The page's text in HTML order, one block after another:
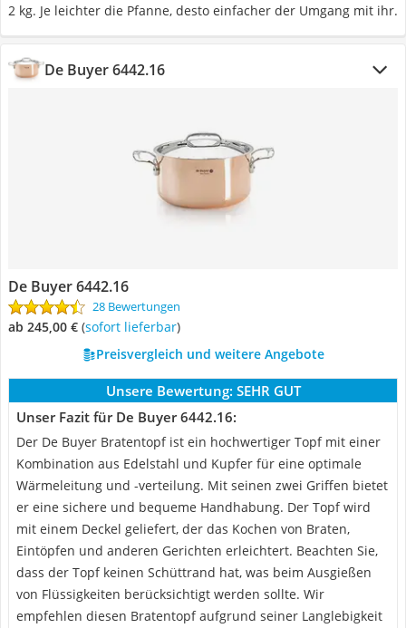
2 kg. Je leichter die Pfanne, desto einfacher der Umgang mit ihr.
De Buyer ‎6442.16
De Buyer ‎6442.16
28 Bewertungen
ab 245,00 € ( Sofort lieferbar)
Preisvergleich und weitere Angebote
Unsere Bewertung: SEHR GUT
Unser Fazit für De Buyer ‎6442.16:
Der De Buyer Bratentopf ist ein hochwertiger Topf mit einer
Kombination aus Edelstahl und Kupfer für eine optimale
Wärmeleitung und -verteilung. Mit seinen zwei Griffen bietet
er eine sichere und bequeme Handhabung. Der Topf wird
mit einem Deckel geliefert, der das Kochen von Braten,
Eintöpfen und anderen Gerichten erleichtert. Beachten Sie,
dass der Topf keinen Schüttrand hat, was beim Ausgießen
von Flüssigkeiten berücksichtigt werden sollte. Wir
empfehlen diesen Bratentopf aufgrund seiner Langlebigkeit